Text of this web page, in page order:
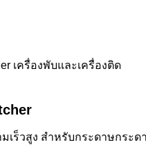
เครื่องพับและเครื่องติด
เร็วสูง สําหรับกระดาษกระ